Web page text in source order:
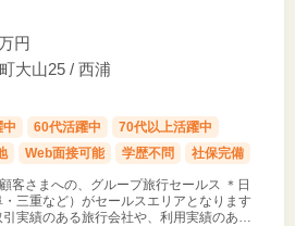
円
大山25 / 西浦
60代活躍中
70代以上活躍中
Web面接可能 学歴不問 社保完備
客さまへの、グループ旅行セールス ＊日
三重など）がセールスエリアとなります
引実績のある旅行会社や、利用実績のある